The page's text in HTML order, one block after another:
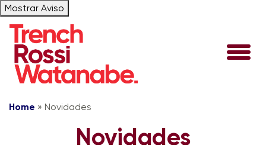
Mostrar Aviso
Home » Novidades
Novidades